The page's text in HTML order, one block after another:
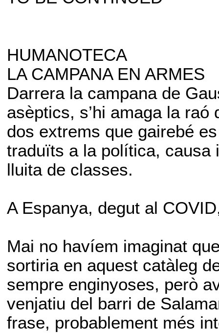
HUMANOTECA
LA CAMPANA EN ARMES
Darrera la campana de
asèptics, s’hi amaga la
dos extrems que gairebé
traduïts a la política, causa
lluita de classes.
A Espanya, degut al
Mai no havíem imaginat
sortiria en aquest catàleg
sempre enginyoses, però
venjatiu del barri de
frase, probablement més